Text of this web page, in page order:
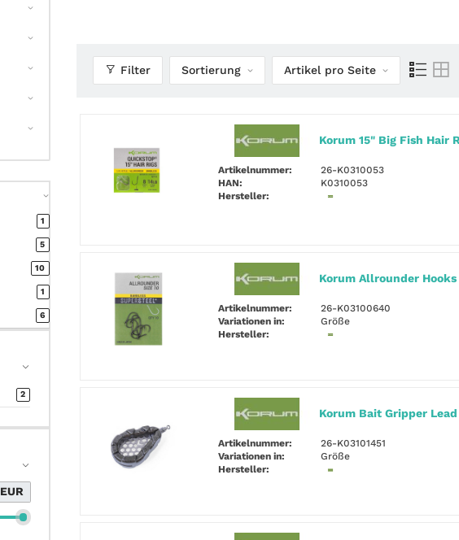
Filter Sortierung Artikel pro Seite
Korum 15" Big Fish Hair
Artikelnummer:
26-K0310053
HAN:
K0310053
Hersteller:
Korum Allrounder Hooks
Artikelnummer:
26-K03100640
Variationen in:
Größe
Hersteller:
Korum Bait Gripper Lead
Artikelnummer:
26-K03101451
Variationen in:
Größe
Hersteller:
1
5
10
1
6
2
EUR